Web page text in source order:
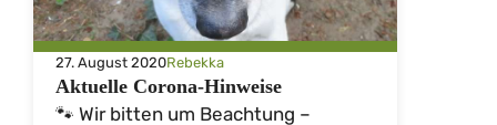
27. August 2020Rebekka
Aktuelle Corona-Hinweise
🐾 Wir bitten um Beachtung –